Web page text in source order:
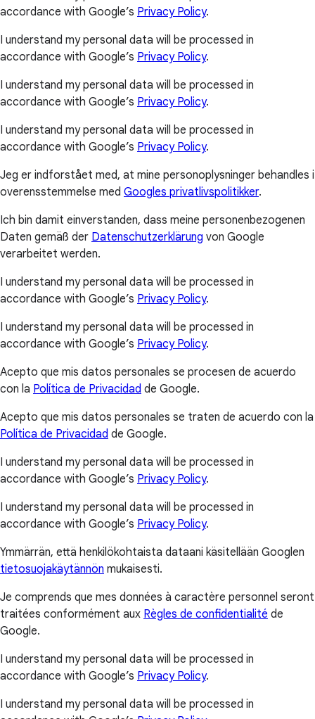
accordance with Google’s Privacy Policy.
I understand my personal data will be processed in
accordance with Google’s Privacy Policy.
I understand my personal data will be processed in
accordance with Google’s Privacy Policy.
I understand my personal data will be processed in
accordance with Google’s Privacy Policy.
Jeg er indforstået med, at mine personoplysninger behandles i
overensstemmelse med Googles privatlivspolitikker.
Ich bin damit einverstanden, dass meine personenbezogenen
Daten gemäß der Datenschutzerklärung von Google
verarbeitet werden.
I understand my personal data will be processed in
accordance with Google’s Privacy Policy.
I understand my personal data will be processed in
accordance with Google’s Privacy Policy.
Acepto que mis datos personales se procesen de acuerdo
con la Política de Privacidad de Google.
Acepto que mis datos personales se traten de acuerdo con la
Política de Privacidad de Google.
I understand my personal data will be processed in
accordance with Google’s Privacy Policy.
I understand my personal data will be processed in
accordance with Google’s Privacy Policy.
Ymmärrän, että henkilökohtaista dataani käsitellään Googlen
tietosuojakäytännön mukaisesti.
Je comprends que mes données à caractère personnel seront
traitées conformément aux Règles de confidentialité de
Google.
I understand my personal data will be processed in
accordance with Google’s Privacy Policy.
I understand my personal data will be processed in